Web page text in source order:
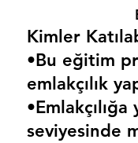
Kimler
•Bu eğitim
emlakçılık
seviyesinde